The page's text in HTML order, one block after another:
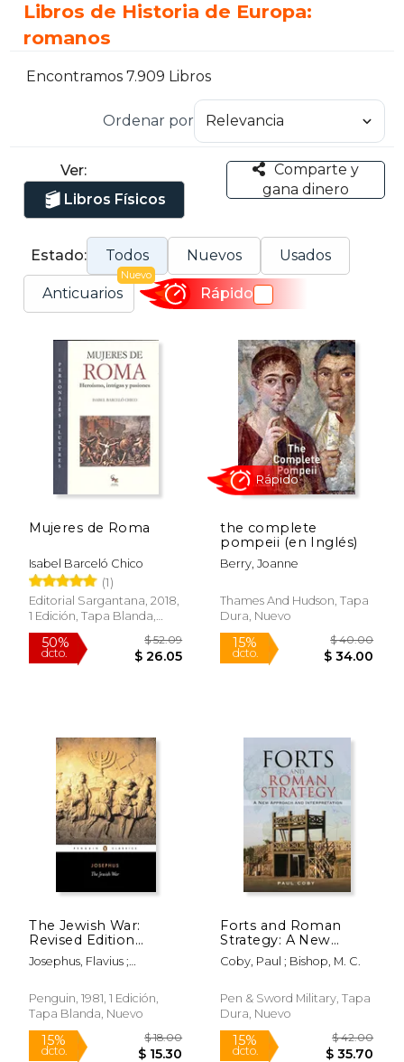
Libros de Historia de Europa:
romanos
Encontramos 7.909 Libros
Ordenar por
Ver:
Libros Físicos
Comparte y
gana dinero
Estado: Todos Nuevos Usados
Anticuarios
Nuevo
Rápido
Mujeres de Roma
Isabel Barceló Chico
(1)
Editorial Sargantana, 2018,
1 Edición, Tapa Blanda,
Nuevo
50%
dcto. $ 26.05
the complete
pompeii (en Inglés)
Berry, Joanne
Thames And Hudson, Tapa
Dura, Nuevo
15%
dcto.
The Jewish War:
Revised Edition
(Penguin Classics) (en
Inglés)
Josephus, Flavius ;
Williamson, G. A.
Penguin, 1981, 1 Edición,
Tapa Blanda, Nuevo
Forts and Roman
Strategy: A New
Approach and
Interpretation (en
Coby, Paul ; Bishop, M. C.
Pen & Sword Military, Tapa
Dura, Nuevo